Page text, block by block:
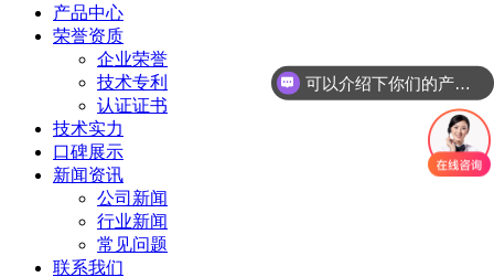
产品中心
荣誉资质
企业荣誉
技术专利
认证证书
技术实力
口碑展示
新闻资讯
公司新闻
行业新闻
常见问题
联系我们
可以介绍下你们的产品么